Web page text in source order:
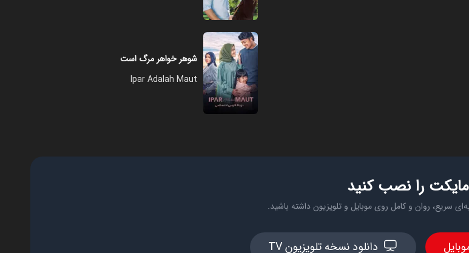
شوهر خواهر مرگ است
Ipar Adalah Maut
مایکت را نصب کنید
سریع، روان و کامل روی موبایل و تلویزیون داشته باشید.
دانلود نسخه تلویزیون TV